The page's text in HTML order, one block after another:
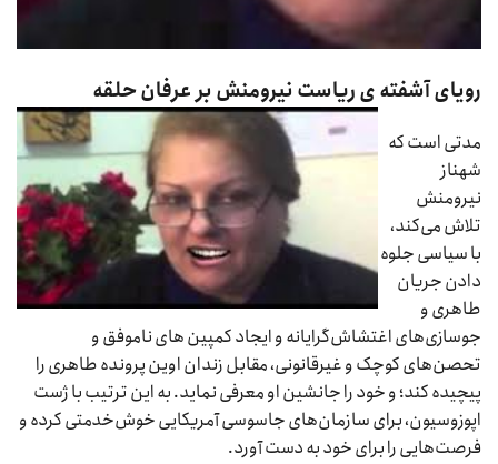
رویای آشفته ی ریاست نیرومنش بر عرفان حلقه
مدتی است که
شهناز
نیرومنش
تلاش می‌کند،
با سیاسی جلوه
دادن جریان
طاهری و
جوسازی‌های اغتشاش‌گرایانه و ایجاد کمپین های ناموفق و
تحصن‌های کوچک و غیرقانونی، مقابل زندان اوین پرونده طاهری را
پیچیده کند؛ و خود را جانشین او معرفی نماید. به این ترتیب با ژست
اپوزوسیون، برای سازمان‌های جاسوسی آمریکایی خوش‌خدمتی کرده و
فرصت‌هایی را برای خود به دست آورد.